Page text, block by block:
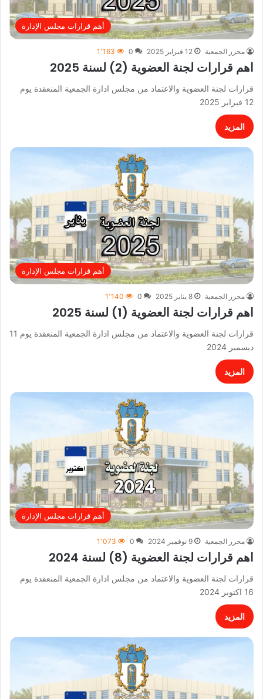
أهم قرارات مجلس الإدارة
محرر الجمعية 12 فبراير 2025 0 1٬163
اهم قرارات لجنة العضوية (2) لسنة 2025
قرارات لجنة العضوية والاعتماد من مجلس ادارة الجمعية المنعقدة يوم
12 فبراير 2025
المزيد
أهم قرارات مجلس الإدارة
محرر الجمعية 8 يناير 2025 0 1٬140
اهم قرارات لجنة العضوية (1) لسنة 2025
قرارات لجنة العضوية والاعتماد من مجلس ادارة الجمعية المنعقدة يوم 11
ديسمبر 2024
المزيد
أهم قرارات مجلس الإدارة
محرر الجمعية 9 نوفمبر 2024 0 1٬073
اهم قرارات لجنة العضوية (8) لسنة 2024
قرارات لجنة العضوية والاعتماد من مجلس ادارة الجمعية المنعقدة يوم
16 اكتوبر 2024
المزيد